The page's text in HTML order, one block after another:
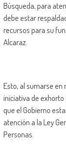
Búsqueda, para
debe estar
recursos para su
Alcaraz.
Esto, al sumarse en
iniciativa de
que el Gobierno
atención a la Ley
Personas.